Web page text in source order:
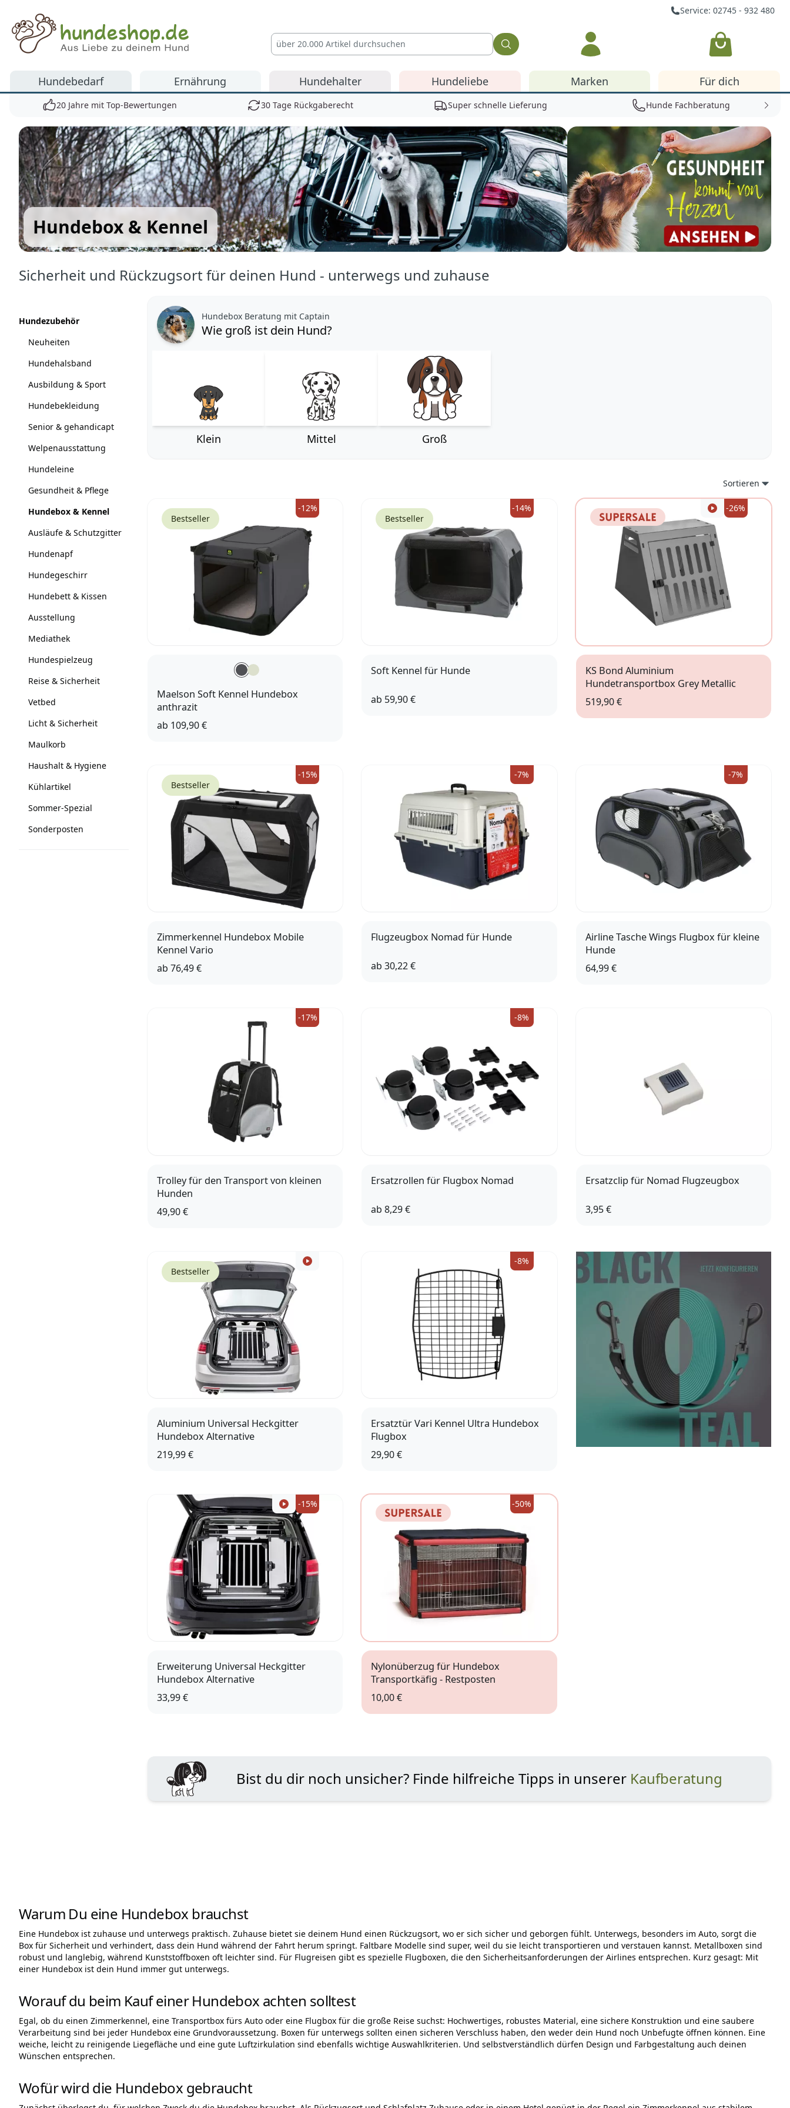
Service: 02745 - 932 480
Hundeshop.de
Warenkorb
Hundebedarf Ernährung Hundehalter Hundeliebe Marken Für dich
20 Jahre mit Top-Bewertungen 30 Tage Rückgaberecht Super schnelle Lieferung Hunde Fachberatung
Hundebox & Kennel
Sicherheit und Rückzugsort für deinen Hund - unterwegs und zuhause
Kategorien
Hundezubehör
Neuheiten
Hundehalsband
Ausbildung & Sport
Hundebekleidung
Senior & gehandicapt
Welpenausstattung
Hundeleine
Gesundheit & Pflege
Hundebox & Kennel
Ausläufe & Schutzgitter
Hundenapf
Hundegeschirr
Hundebett & Kissen
Ausstellung
Mediathek
Hundespielzeug
Reise & Sicherheit
Vetbed
Licht & Sicherheit
Maulkorb
Haushalt & Hygiene
Kühlartikel
Sommer-Spezial
Sonderposten
Hundebox Beratung mit Captain
Wie groß ist dein Hund?
Klein Mittel Groß
Sortieren
Bestseller
-12%
Maelson Soft Kennel Hundebox
anthrazit
ab 109,90 €
Bestseller
-14%
Soft Kennel für Hunde
ab 59,90 €
-26%
L (71,5 x 90 x 66cm)
KS Bond Aluminium
Hundetransportbox Grey Metallic
519,90 €
Bestseller
-15%
Zimmerkennel Hundebox Mobile
Kennel Vario
ab 76,49 €
-7%
Flugzeugbox Nomad für Hunde
ab30,22 €
-7%
Airline Tasche Wings Flugbox für kleine
Hunde
64,99 €
-17%
Trolley für den Transport von kleinen
Hunden
49,90 €
-8%
Ersatzrollen für Flugbox Nomad
ab8,29 €
Ersatzclip für Nomad Flugzeugbox
3,95 €
Bestseller
Aluminium Universal Heckgitter
Hundebox Alternative
219,99 €
-8%
Ersatztür Vari Kennel Ultra Hundebox
Flugbox
29,90 €
-15%
Erweiterung Universal Heckgitter
Hundebox Alternative
33,99 €
-50%
Nylonüberzug für Hundebox
Transportkäfig - Restposten
10,00 €
Bist du dir noch unsicher? Finde hilfreiche Tipps in unserer Kaufberatung
Warum Du eine Hundebox brauchst
Eine Hundebox ist zuhause und unterwegs praktisch. Zuhause bietet sie deinem Hund einen Rückzugsort, wo er sich sicher und geborgen fühlt. Unterwegs, besonders im Auto, sorgt die
Box für Sicherheit und verhindert, dass dein Hund während der Fahrt herum springt. Faltbare Modelle sind super, weil du sie leicht transportieren und verstauen kannst. Metallboxen sind
robust und langlebig, während Kunststoffboxen oft leichter sind. Für Flugreisen gibt es spezielle Flugboxen, die den Sicherheitsanforderungen der Airlines entsprechen. Kurz gesagt: Mit
einer Hundebox ist dein Hund immer gut unterwegs.
Worauf du beim Kauf einer Hundebox achten solltest
Egal, ob du einen Zimmerkennel, eine Transportbox fürs Auto oder eine Flugbox für die große Reise suchst: Hochwertiges, robustes Material, eine sichere Konstruktion und eine saubere
Verarbeitung sind bei jeder Hundebox eine Grundvoraussetzung. Boxen für unterwegs sollten einen sicheren Verschluss haben, den weder dein Hund noch Unbefugte öffnen können. Eine
weiche, leicht zu reinigende Liegefläche und eine gute Luftzirkulation sind ebenfalls wichtige Auswahlkriterien. Und selbstverständlich dürfen Design und Farbgestaltung auch deinen
Wünschen entsprechen.
Wofür wird die Hundebox gebraucht